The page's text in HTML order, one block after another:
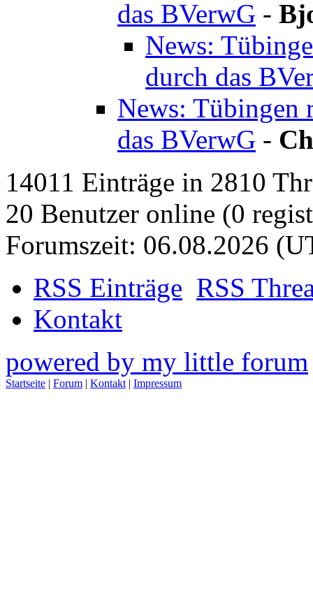
das BVerwG -
News:
durch das
News: Tübingen
das BVerwG -
14011 Einträge in 2810
20 Benutzer online (0
Forumszeit: 06.08.2026
RSS Einträge RSS
Kontakt
powered by my little forum
Startseite | Forum | Kontakt | Impressum